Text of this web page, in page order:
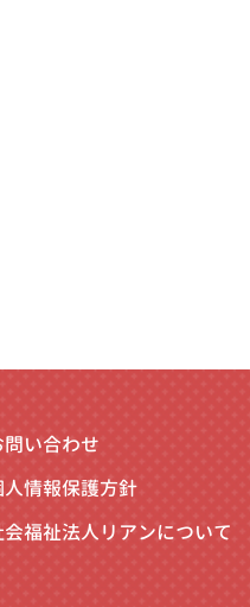
問い合わせ
人情報保護方針
会福祉法人リアンについて